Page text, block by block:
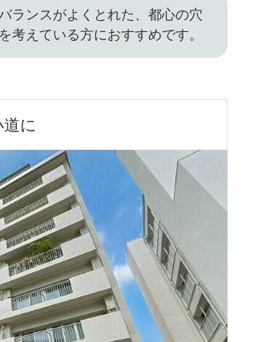
ランスがよくとれた、都心の穴
考えている方におすすめです。
に